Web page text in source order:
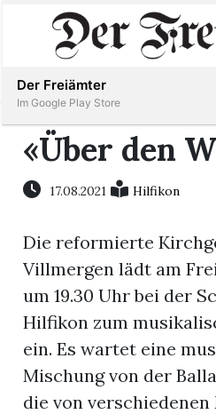
Immobilien
Stellen
E-
Paper
Newsletter
Inserieren
«Über den
17.08.2021 Hilfikon
Die reformierte
Villmergen lädt am
um 19.30 Uhr bei der
Hilfikon zum
ein. Es wartet eine
Mischung von der
die von
Der Freiämter
Im Google Play Store